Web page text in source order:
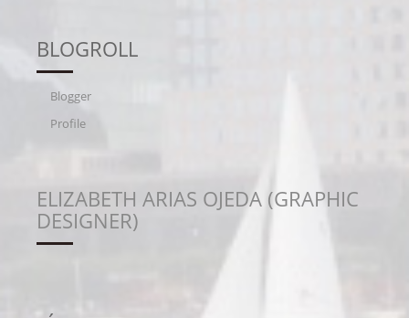
BLOGROLL
Blogger
Profile
ELIZABETH ARIAS OJEDA (GRAPHIC
DESIGNER)